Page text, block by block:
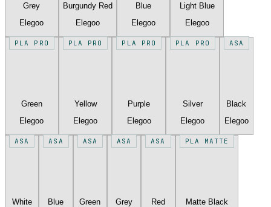
Grey
Elegoo
Burgundy Red
Elegoo
Blue
Elegoo
Light Blue
Elegoo
PLA PRO
Green
Elegoo
PLA PRO
Yellow
Elegoo
PLA PRO
Purple
Elegoo
PLA PRO
Silver
Elegoo
ASA
Black
Elegoo
ASA
White
ASA
Blue
ASA
Green
ASA
Grey
ASA
Red
PLA MATTE
Matte Black